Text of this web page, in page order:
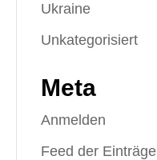
Ukraine
Unkategorisiert
Meta
Anmelden
Feed der Einträge